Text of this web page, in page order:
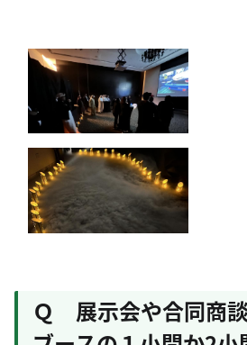
Ｑ 展示会や合同商